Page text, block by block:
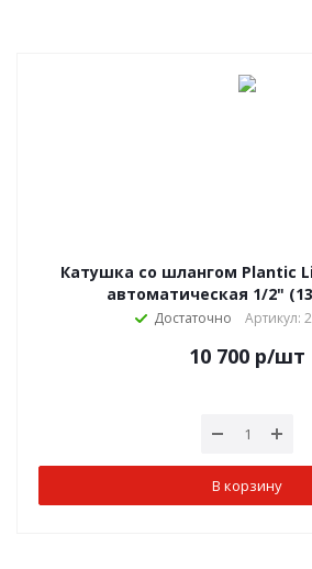
Катушка со шлангом Plantic
автоматическая 1/2"
Достаточно Артикул:
10 700 р/шт
В корзину